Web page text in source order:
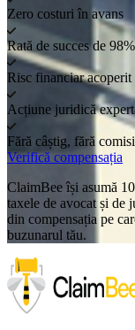
Zero costuri în avans
Rată de succes de 98%
Risc financiar acoperit
Acțiune juridică
Fără câștig, fără
Verifică compensația
ClaimBee își asumă
taxele de avocat și de
din compensația pe
buzunarul tău.